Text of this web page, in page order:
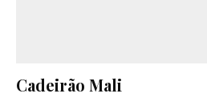
Cadeirão Mali